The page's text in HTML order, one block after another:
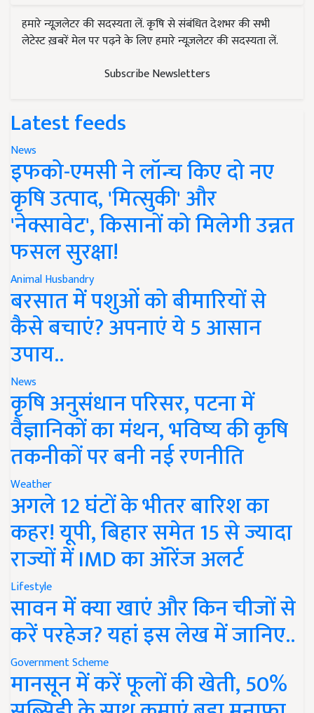
हमारे न्यूज़लेटर की सदस्यता लें. कृषि से संबंधित देशभर की सभी
लेटेस्ट ख़बरें मेल पर पढ़ने के लिए हमारे न्यूज़लेटर की सदस्यता लें.
Subscribe Newsletters
Latest feeds
News
इफको-एमसी ने लॉन्च किए दो नए
कृषि उत्पाद, 'मित्सुकी' और
'नेक्सावेट', किसानों को मिलेगी उन्नत
फसल सुरक्षा!
Animal Husbandry
बरसात में पशुओं को बीमारियों से
कैसे बचाएं? अपनाएं ये 5 आसान
उपाय..
News
कृषि अनुसंधान परिसर, पटना में
वैज्ञानिकों का मंथन, भविष्य की कृषि
तकनीकों पर बनी नई रणनीति
Weather
अगले 12 घंटों के भीतर बारिश का
कहर! यूपी, बिहार समेत 15 से ज्यादा
राज्यों में IMD का ऑरेंज अलर्ट
Lifestyle
सावन में क्या खाएं और किन चीजों से
करें परहेज? यहां इस लेख में जानिए..
Government Scheme
मानसून में करें फूलों की खेती, 50%